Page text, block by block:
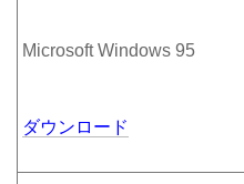
Microsoft Windows 95
ダウンロード